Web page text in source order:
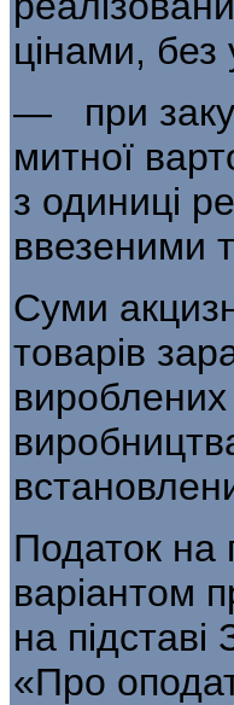
цінами,
— при
митної
з одиниці
ввезеними
Суми
товарів
Податок на
варіан­том
на
«Про